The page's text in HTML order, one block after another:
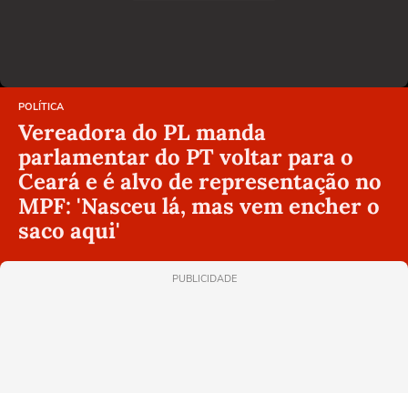
POLÍTICA
Vereadora do PL manda
parlamentar do PT voltar para o
Ceará e é alvo de representação no
MPF: 'Nasceu lá, mas vem encher o
saco aqui'
PUBLICIDADE